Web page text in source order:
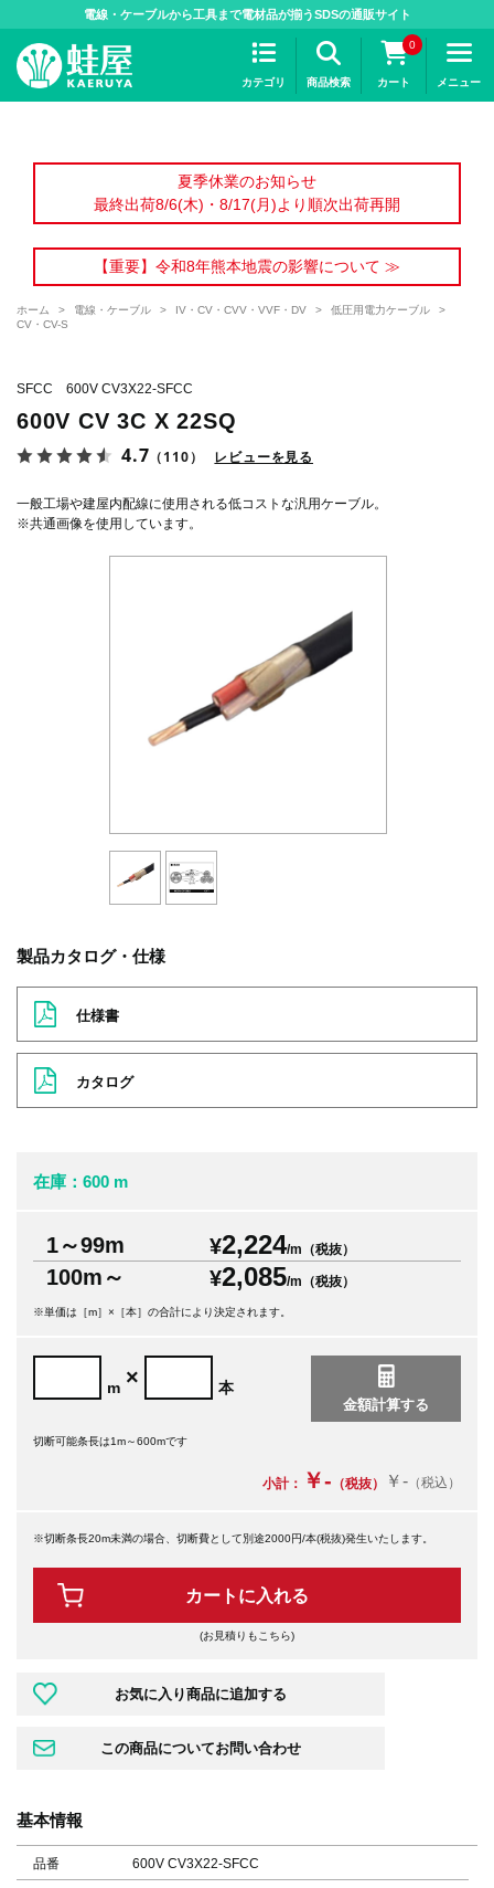
電線・ケーブルから工具まで電材品が揃うSDSの通販サイト
カテゴリ 商品検索
0
カート メニュー
夏季休業のお知らせ
最終出荷8/6(木)・8/17(月)より順次出荷再開
【重要】令和8年熊本地震の影響について ≫
ホーム > 電線・ケーブル > IV・CV・CVV・VVF・DV > 低圧用電力ケーブル
>
CV・CV-S
SFCC 600V CV3X22-SFCC
600V CV 3C X 22SQ
4.7 （110） レビューを見る
一般工場や建屋内配線に使用される低コストな汎用ケーブル。
※共通画像を使用しています。
製品カタログ・仕様
仕様書
カタログ
在庫：600 m
1～99m ¥2,224/m（税抜）
100m～ ¥2,085/m（税抜）
※単価は［m］×［本］の合計により決定されます。
m × 本
切断可能条長は1m～600mです
小計： ￥- （税抜） ￥- （税込）
※切断条長20m未満の場合、切断費として別途2000円/本(税抜)発生いたします。
カートに入れる
(お見積りもこちら)
基本情報
品番 600V CV3X22-SFCC